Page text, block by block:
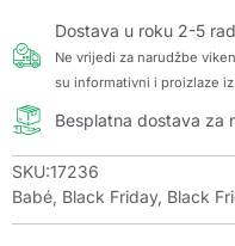
Dostava u roku 2-5
Ne vrijedi za narudžbe
su informativni i proizlaze
Besplatna dostava za
SKU:17236
Babé, Black Friday, Black